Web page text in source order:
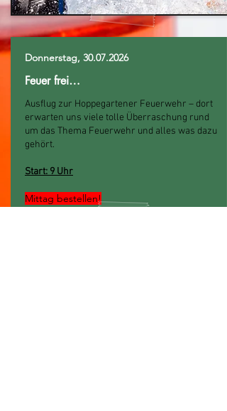
Donnerstag, 30.07.2026
Feuer frei…
Ausflug zur Hoppegartener Feuerwehr – dort
erwarten uns viele tolle Überraschung rund
um das Thema Feuerwehr und alles was dazu
gehört.
Start: 9 Uhr
Mittag bestellen!